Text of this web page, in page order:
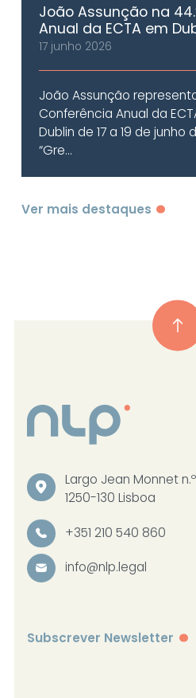
João Assunção na
Anual da ECTA em
17 junho 2026
João Assunção
Conferência Anual da
Dublin de 17 a 19 de
“Gre...
Ver mais destaques
Largo Jean Monnet n.º
1250-130 Lisboa
+351 210 540 860
info@nlp.legal
Subscrever Newsletter